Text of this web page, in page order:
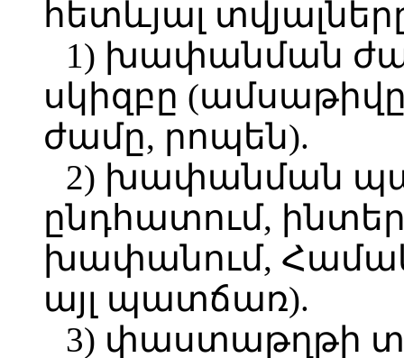
հետևյալ
1) խափանման
սկիզբը
ժամը, րոպեն).
2) խափանման
ընդհատում,
խափանում,
այլ պատճառ).
3) փաստաթղթի